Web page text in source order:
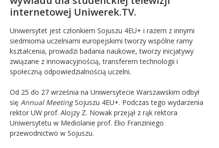
internetowej Uniwerek.TV.
Uniwersytet jest członkiem Sojuszu 4EU+ i razem z innymi
siedmioma uczelniami europejskimi tworzy wspólne ramy
kształcenia, prowadzi badania naukowe, tworzy inicjatywy
związane z innowacyjnością, transferem technologii i
społeczną odpowiedzialnością uczelni.
Od 25 do 27 września na Uniwersytecie Warszawskim odbył
się Annual MeetingSojuszu 4EU+. Podczas tego wydarzenia
rektor UW prof. Alojzy Z. Nowak przejął z rąk rektora
Uniwersytetu w Mediolanie prof. Elio Franziniego
przewodnictwo w Sojuszu.